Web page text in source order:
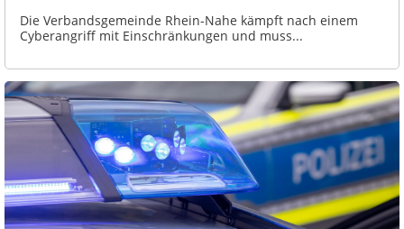
Die Verbandsgemeinde Rhein-Nahe kämpft nach einem
Cyberangriff mit Einschränkungen und muss...